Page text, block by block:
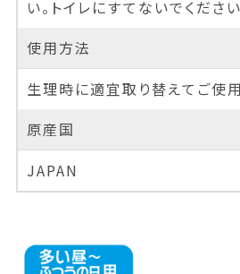
い。トイレにすてないでください
使用方法
生理時に適宜取り替えてご使用
原産国
JAPAN